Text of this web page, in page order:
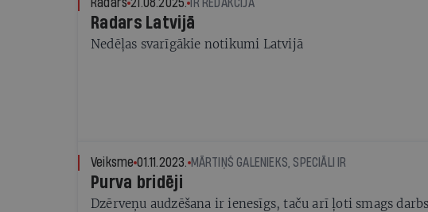
Radars 21.08.2025. IR REDAKCIJA
Radars Latvijā
Nedēļas svarīgākie notikumi Latvijā
Veiksme 01.11.2023. MĀRTIŅŠ GALENIEKS, SPECIĀLI IR
Purva bridēji
Dzērveņu audzēšana ir ienesīgs, taču arī ļoti smags